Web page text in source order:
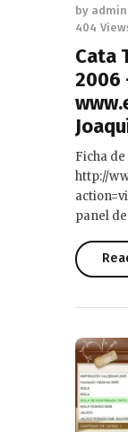
by
404
Cata
2006
Ficha
http://
panel